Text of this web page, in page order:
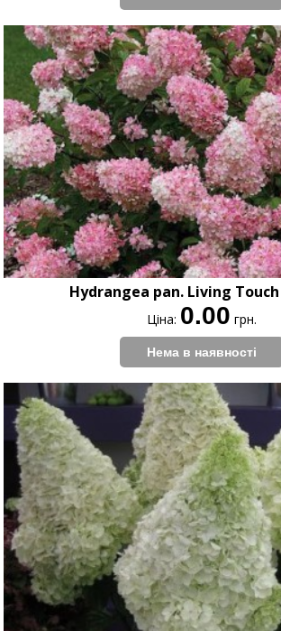
Hydrangea pan. Living
Ціна: 0.00 грн.